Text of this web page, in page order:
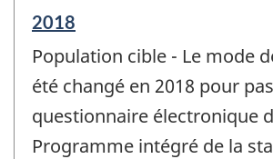
Période
référence
de
changement
-
2018
Population cible - Le mode
été changé en 2018 pour
questionnaire électronique
Programme intégré de la